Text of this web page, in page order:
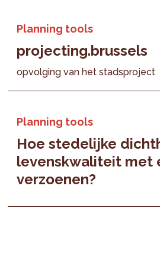
Planning tools
projecting.brussels
opvolging van het stadsproject
Planning tools
Hoe stedelijke
levenskwaliteit met
verzoenen?